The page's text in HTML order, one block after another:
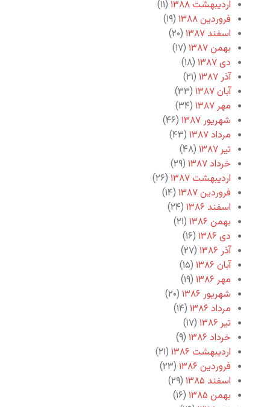
اردیبهشت ۱۳۸۸
(۱۱)
فروردین ۱۳۸۸
(۱۹)
اسفند ۱۳۸۷
(۲۰)
بهمن ۱۳۸۷
(۱۷)
دی ۱۳۸۷
(۱۸)
آذر ۱۳۸۷
(۲۱)
آبان ۱۳۸۷
(۳۳)
مهر ۱۳۸۷
(۳۴)
شهریور ۱۳۸۷
(۴۶)
مرداد ۱۳۸۷
(۴۳)
تیر ۱۳۸۷
(۴۸)
خرداد ۱۳۸۷
(۲۹)
اردیبهشت ۱۳۸۷
(۲۶)
فروردین ۱۳۸۷
(۱۴)
اسفند ۱۳۸۶
(۲۴)
بهمن ۱۳۸۶
(۲۱)
دی ۱۳۸۶
(۱۶)
آذر ۱۳۸۶
(۲۷)
آبان ۱۳۸۶
(۱۵)
مهر ۱۳۸۶
(۱۹)
شهریور ۱۳۸۶
(۲۰)
مرداد ۱۳۸۶
(۱۴)
تیر ۱۳۸۶
(۱۷)
خرداد ۱۳۸۶
(۹)
اردیبهشت ۱۳۸۶
(۲۱)
فروردین ۱۳۸۶
(۲۳)
اسفند ۱۳۸۵
(۲۹)
بهمن ۱۳۸۵
(۱۶)